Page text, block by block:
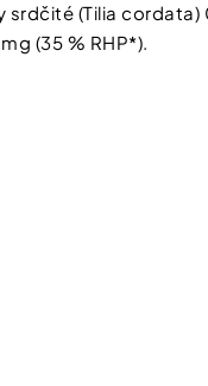
(Tilia
(35 % RHP*).